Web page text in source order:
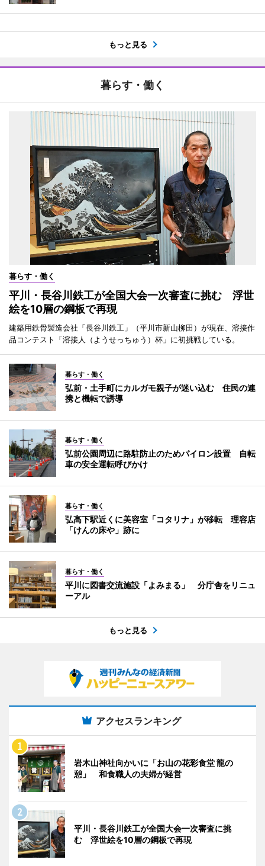
もっと見る
暮らす・働く
暮らす・働く
平川・長谷川鉄工が全国大会一次審査に挑む 浮世
絵を10層の鋼板で再現
建築用鉄骨製造会社「長谷川鉄工」（平川市新山柳田）が現在、溶接作
品コンテスト「溶接人（ようせっちゅう）杯」に初挑戦している。
暮らす・働く
弘前・土手町にカルガモ親子が迷い込む 住民の連
携と機転で誘導
暮らす・働く
弘前公園周辺に路駐防止のためパイロン設置 自転
車の安全運転呼びかけ
暮らす・働く
弘高下駅近くに美容室「コタリナ」が移転 理容店
「けんの床や」跡に
暮らす・働く
平川に図書交流施設「よみまる」 分庁舎をリニュ
ーアル
もっと見る
アクセスランキング
岩木山神社向かいに「お山の花彩食堂 龍の
憩」 和食職人の夫婦が経営
平川・長谷川鉄工が全国大会一次審査に挑
む 浮世絵を10層の鋼板で再現